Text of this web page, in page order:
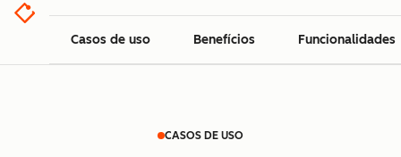
Casos de uso Benefícios Funcionalidades
CASOS DE USO